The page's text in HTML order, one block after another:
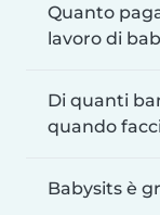
Quanto
lavoro di
Di quanti
quando
Babysits è